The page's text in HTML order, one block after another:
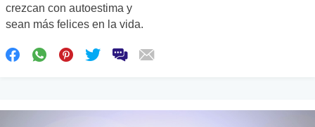
crezcan con autoestima y
sean más felices en la vida.